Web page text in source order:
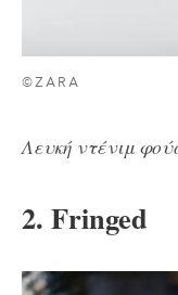
©ZARA
Λευκή ντένιμ
2. Fringed